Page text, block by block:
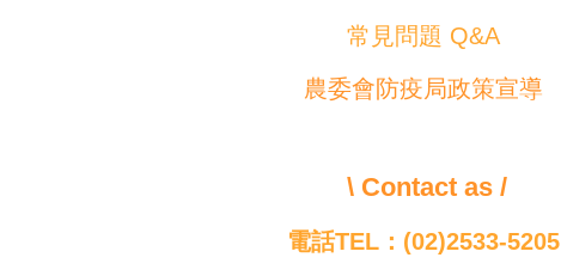
常見問題 Q&A
農委會防疫局政策宣導
\ Contact as /
電話TEL：(02)2533-5205